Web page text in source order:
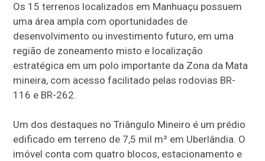
Os 15 terrenos localizados em Manhuaçu possuem
uma área ampla com oportunidades de
desenvolvimento ou investimento futuro, em uma
região de zoneamento misto e localização
estratégica em um polo importante da Zona da Mata
mineira, com acesso facilitado pelas rodovias BR-
116 e BR-262.
Um dos destaques no Triângulo Mineiro é um prédio
edificado em terreno de 7,5 mil m² em Uberlândia. O
imóvel conta com quatro blocos, estacionamento e